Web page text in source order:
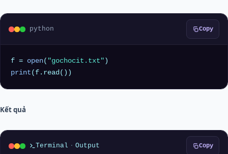
python Copy
f = open( "gochocit.txt"
print
Kết quả
Terminal · Output Copy